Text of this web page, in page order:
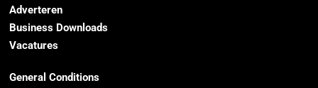
Adverteren
Business Downloads
Vacatures
General Conditions